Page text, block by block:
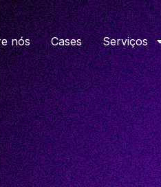
nós Cases Serviços